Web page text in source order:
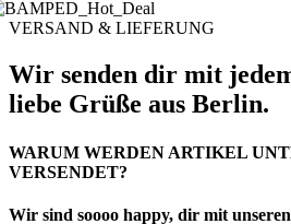
VERSAND & LIEFERUNG
Wir senden dir mit
liebe Grüße aus Berlin.
WARUM WERDEN ARTIKEL
VERSENDET?
Wir sind soooo happy, dir mit